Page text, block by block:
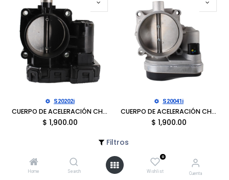
Filtros
Home Search
0
Wishlist Cuenta
S20202i
CUERPO DE ACELERACIÓN CHRYSLER PACIFICA 2007, DODGE DAKOTA 2007-2010, DURANGO 2007-2009, NITRO 2007-2011, RAM 1500 PICKUP 2007-2010, JEEP COMMANDER 2007-2010, GRAND CHEROKEE 2007-2010
$ 1,900.00
S20041i
CUERPO DE ACELERACIÓN CHRYSLER 300 2005-2012, DODGE CHALLENGER 2008-2012, CHARGER 2006-2012, MAGNUM 2005-2008, JEEP COMMANDER 2006-2010, GRAND CHEROKEE 2005-2013
$ 1,900.00